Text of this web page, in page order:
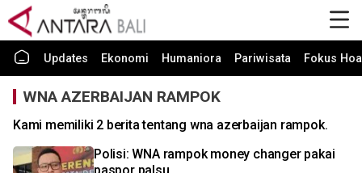
Updates Ekonomi Humaniora Pariwisata Fokus
WNA AZERBAIJAN RAMPOK
Kami memiliki 2 berita tentang wna azerbaijan rampok.
Polisi: WNA rampok money changer pakai